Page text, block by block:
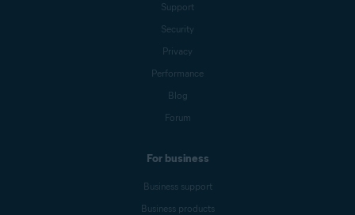
Support
Security
Privacy
Performance
Blog
Forum
For business
Business support
Business products